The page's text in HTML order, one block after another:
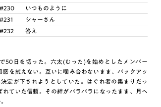
#230
いつものように
#231
シャーさん
#232
答え
50日を切った。六太(むった)を始めとしたメンバー
を拭えない。互いに噛み合わないまま、バックアッ
定が下されようとしていた。はぐれ者の集まりだっ
ていた信頼。その絆がバラバラになったまま、月へ